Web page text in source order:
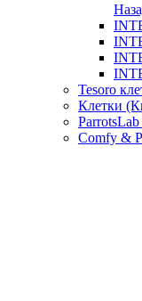
Tesoro
Клетки
Comfy &